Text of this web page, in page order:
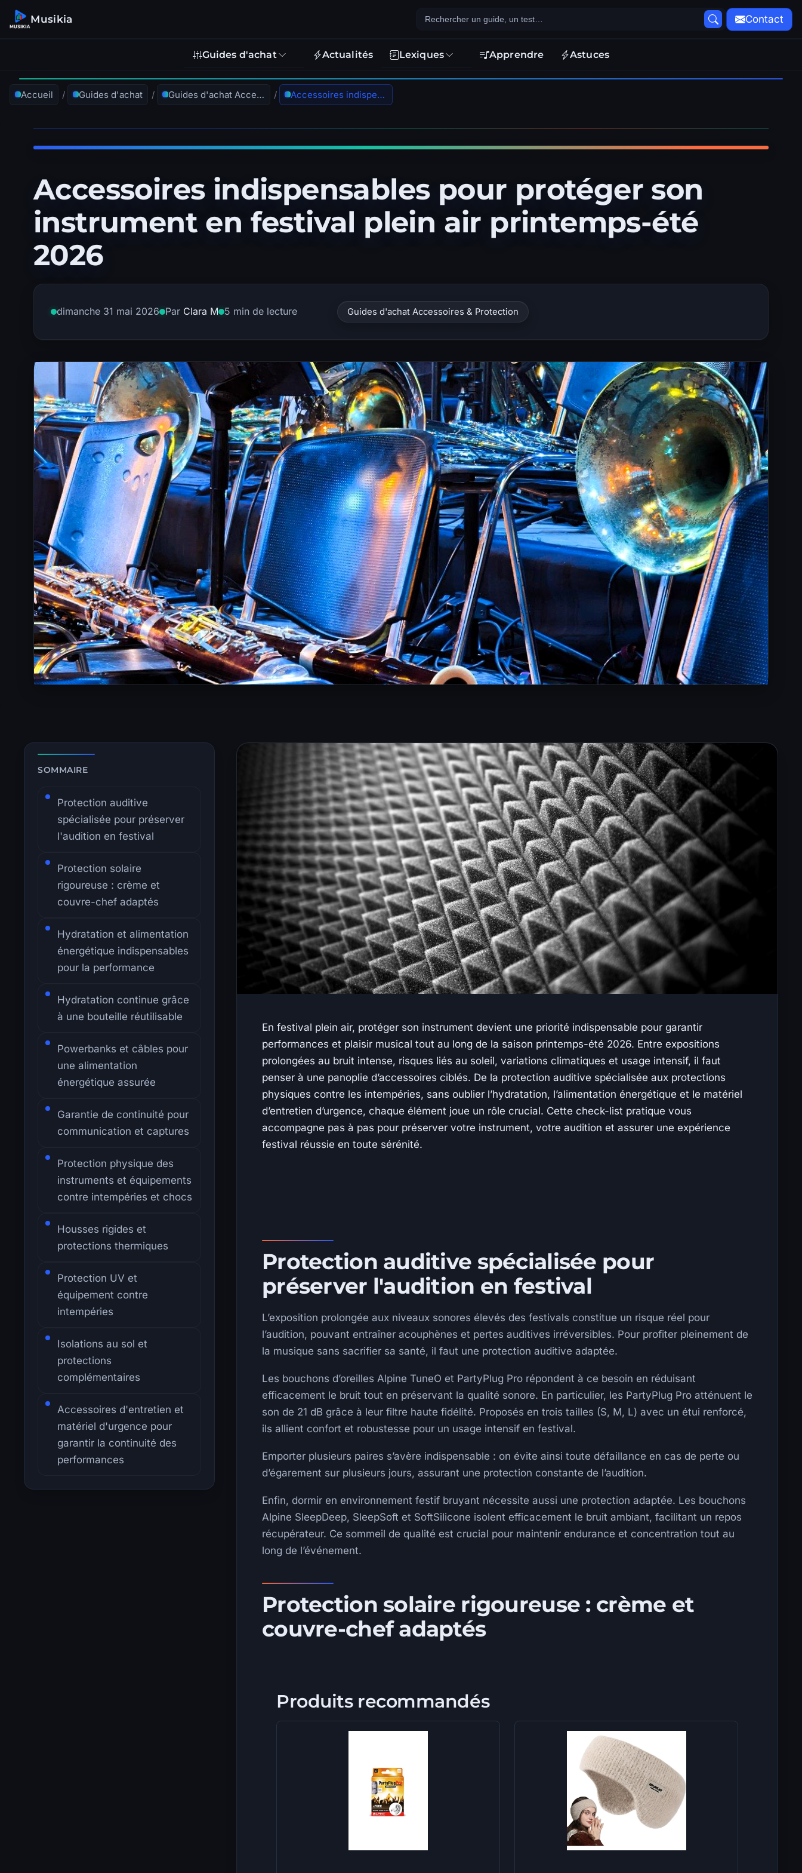
Musikia Contact
Guides d'achat Actualités Lexiques Apprendre Astuces
Accueil / Guides d'achat / Guides d'achat Accessoires & Protection / Accessoires indispensables pour protéger son instrument en festival plein air printemps-été 2026
Accessoires indispensables pour protéger son
instrument en festival plein air printemps-été
2026
dimanche 31 mai 2026 Par Clara M 5 min de lecture Guides d'achat Accessoires & Protection
Zone de lecture principale avec sommaire latéral.
SOMMAIRE
Protection auditive
spécialisée pour préserver
l'audition en festival
Protection solaire
rigoureuse : crème et
couvre-chef adaptés
Hydratation et alimentation
énergétique indispensables
pour la performance
Hydratation continue grâce
à une bouteille réutilisable
Powerbanks et câbles pour
une alimentation
énergétique assurée
Garantie de continuité pour
communication et captures
Protection physique des
instruments et équipements
contre intempéries et chocs
Housses rigides et
protections thermiques
Protection UV et
équipement contre
intempéries
Isolations au sol et
protections
complémentaires
Accessoires d'entretien et
matériel d'urgence pour
garantir la continuité des
performances
En festival plein air, protéger son instrument devient une priorité indispensable pour garantir
performances et plaisir musical tout au long de la saison printemps-été 2026. Entre expositions
prolongées au bruit intense, risques liés au soleil, variations climatiques et usage intensif, il faut
penser à une panoplie d’accessoires ciblés. De la protection auditive spécialisée aux protections
physiques contre les intempéries, sans oublier l’hydratation, l’alimentation énergétique et le matériel
d’entretien d’urgence, chaque élément joue un rôle crucial. Cette check-list pratique vous
accompagne pas à pas pour préserver votre instrument, votre audition et assurer une expérience
festival réussie en toute sérénité.
Protection auditive spécialisée pour
préserver l'audition en festival
L’exposition prolongée aux niveaux sonores élevés des festivals constitue un risque réel pour
l’audition, pouvant entraîner acouphènes et pertes auditives irréversibles. Pour profiter pleinement de
la musique sans sacrifier sa santé, il faut une protection auditive adaptée.
Les bouchons d’oreilles Alpine TuneO et PartyPlug Pro répondent à ce besoin en réduisant
efficacement le bruit tout en préservant la qualité sonore. En particulier, les PartyPlug Pro atténuent le
son de 21 dB grâce à leur filtre haute fidélité. Proposés en trois tailles (S, M, L) avec un étui renforcé,
ils allient confort et robustesse pour un usage intensif en festival.
Emporter plusieurs paires s’avère indispensable : on évite ainsi toute défaillance en cas de perte ou
d’égarement sur plusieurs jours, assurant une protection constante de l’audition.
Enfin, dormir en environnement festif bruyant nécessite aussi une protection adaptée. Les bouchons
Alpine SleepDeep, SleepSoft et SoftSilicone isolent efficacement le bruit ambiant, facilitant un repos
récupérateur. Ce sommeil de qualité est crucial pour maintenir endurance et concentration tout au
long de l’événement.
Protection solaire rigoureuse : crème et
couvre-chef adaptés
Produits recommandés